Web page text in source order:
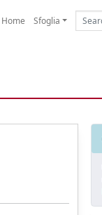
Home Sfoglia